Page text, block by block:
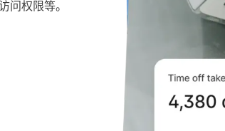
问权限等。